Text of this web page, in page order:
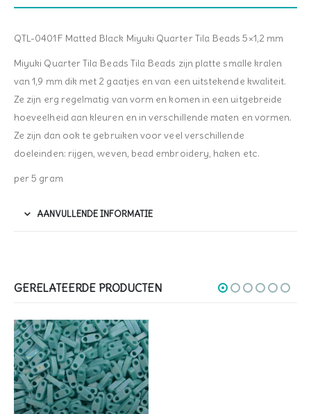
QTL-0401F Matted Black Miyuki Quarter Tila Beads 5×1,2 mm
Miyuki Quarter Tila Beads Tila Beads zijn platte smalle kralen
van 1,9 mm dik met 2 gaatjes en van een uitstekende kwaliteit.
Ze zijn erg regelmatig van vorm en komen in een uitgebreide
hoeveelheid aan kleuren en in verschillende maten en vormen.
Ze zijn dan ook te gebruiken voor veel verschillende
doeleinden: rijgen, weven, bead embroidery, haken etc.
per 5 gram
AANVULLENDE INFORMATIE
GERELATEERDE PRODUCTEN